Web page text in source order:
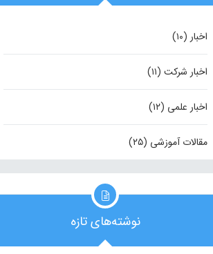
اخبار (۱۰)
اخبار شرکت (۱۱)
اخبار علمی (۱۲)
مقالات آموزشی (۲۵)
نوشته‌های تازه